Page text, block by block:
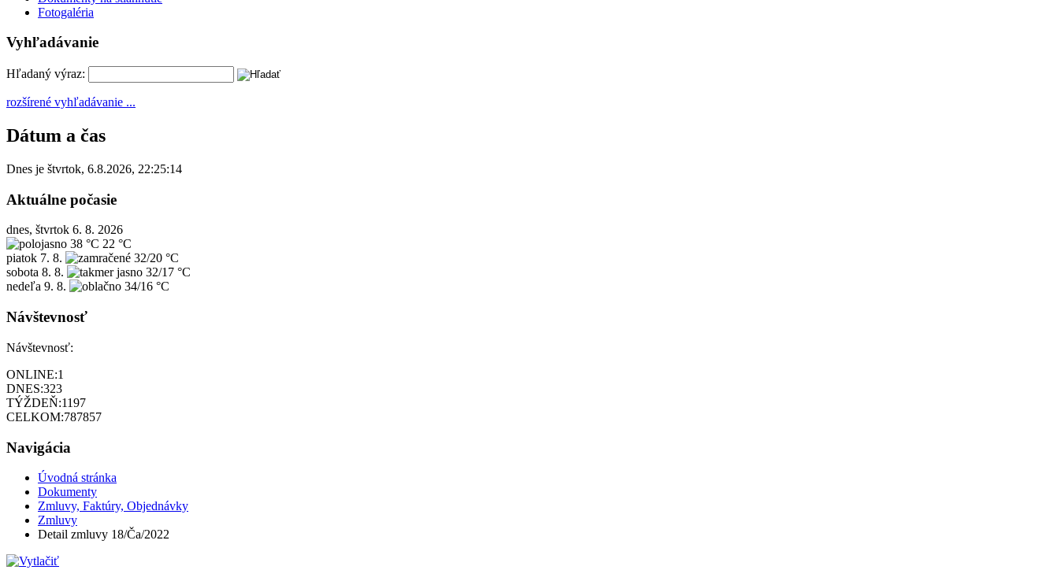
Fotogaléria
Vyhľadávanie
Hľadaný výraz:
rozšírené vyhľadávanie ...
Dátum a čas
Dnes je štvrtok, 6.8.2026, 22:25:14
Aktuálne počasie
dnes, štvrtok 6. 8. 2026
38 °C 22 °C
piatok 7. 8.
32/20 °C
sobota 8. 8.
32/17 °C
nedeľa 9. 8. 34/16 °C
Návštevnosť
Návštevnosť:
ONLINE:1
DNES:323
TÝŽDEŇ:1197
CELKOM:787857
Navigácia
Úvodná stránka
Dokumenty
Zmluvy, Faktúry, Objednávky
Zmluvy
Detail zmluvy 18/Ča/2022